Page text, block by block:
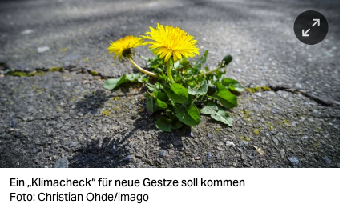
sport
berlin
nord
wahrheit
verlag
verlag
Ein „Klimacheck“ für neue Gestze soll kommen
Foto: Christian Ohde/imago